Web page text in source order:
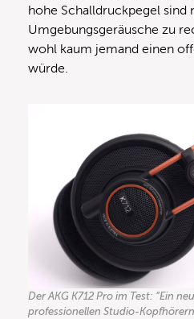
hohe Schalldruckpegel sind
Umgebungsgeräusche zu
wohl kaum jemand einen
würde.
Der AKG K712 Pro im Test: “Ein
professionellen Studio-